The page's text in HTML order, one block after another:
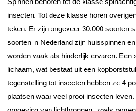
Spinnen behoren tot de klasse
insecten. Tot deze klasse horen
teken. Er zijn ongeveer 30.000 soorten
soorten in Nederland zijn huisspinnen
worden vaak als hinderlijk ervaren. Een
lichaam, wat bestaat uit een
tegenstelling tot insecten hebben ze 4
plaatsen waar veel prooi-insecten